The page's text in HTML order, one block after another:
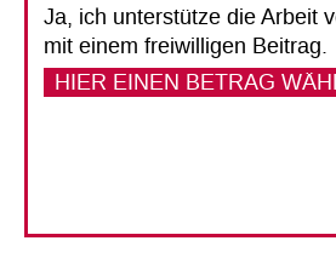
In Kunst, Musik und Theater
Menschen kreativ mit eigenen
Lebensumständen
Ja, ich unterstütze die Arbeit
mit einem freiwilligen Beitrag.
HIER EINEN BETRAG